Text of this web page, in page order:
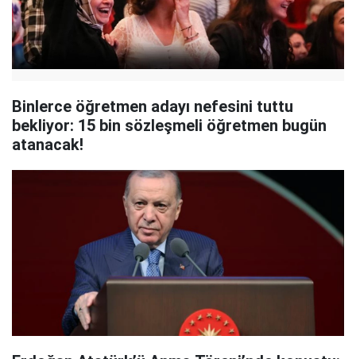
Binlerce öğretmen adayı nefesini tuttu
bekliyor: 15 bin sözleşmeli öğretmen bugün
atanacak!